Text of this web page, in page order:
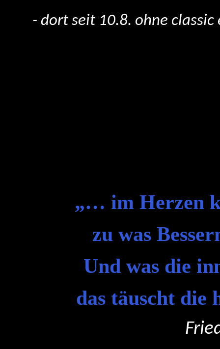
- dort seit 10.8. ohne
„… im Herzen
zu was
Und was die
das täuscht die
Friedrich